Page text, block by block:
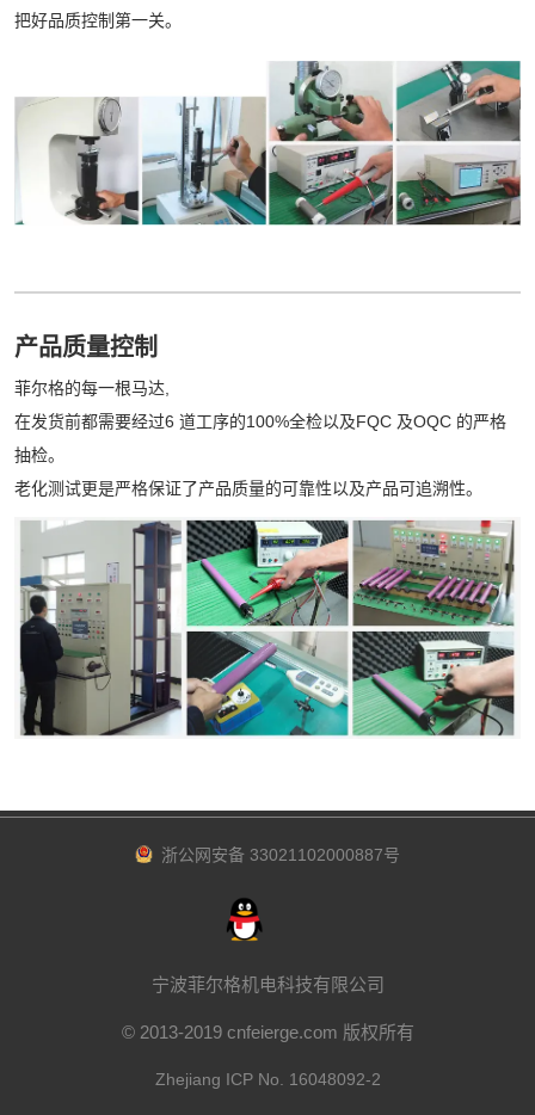
把好品质控制第一关。
产品质量控制
菲尔格的每一根马达,
在发货前都需要经过6 道工序的100%全检以及FQC 及OQC 的严格
抽检。
老化测试更是严格保证了产品质量的可靠性以及产品可追溯性。
浙公网安备 33021102000887号
宁波菲尔格机电科技有限公司
© 2013-2019 cnfeierge.com 版权所有
Zhejiang ICP No. 16048092-2